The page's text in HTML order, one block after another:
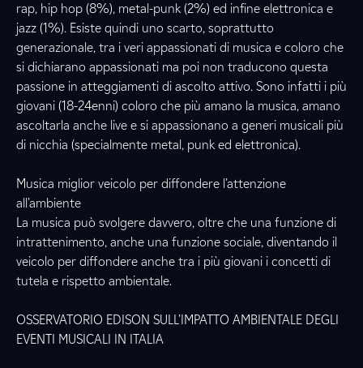
rap, hip hop (8%), metal-punk (2%) ed infine elettronica e
jazz (1%). Esiste quindi uno scarto, soprattutto
generazionale, tra i veri appassionati di musica e coloro che
si dichiarano appassionati ma poi non traducono questa
passione in atteggiamenti di ascolto attivo. Sono infatti i più
giovani (18-24enni) coloro che più amano la musica, amano
ascoltarla anche live e si appassionano a generi musicali più
di nicchia (specialmente metal, punk ed elettronica).
Musica miglior veicolo per diffondere l’attenzione
all’ambiente
La musica può svolgere davvero, oltre che una funzione di
intrattenimento, anche una funzione sociale, diventando il
veicolo per diffondere anche tra i più giovani i concetti di
tutela e rispetto ambientale.
OSSERVATORIO EDISON SULL’IMPATTO AMBIENTALE DEGLI
EVENTI MUSICALI IN ITALIA